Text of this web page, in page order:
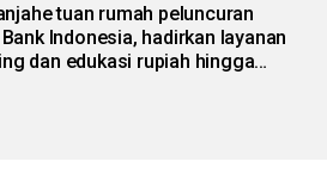
tuan rumah peluncuran
Bank Indonesia, hadirkan layanan
dan edukasi rupiah hingga